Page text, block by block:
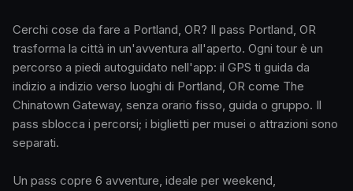
Cerchi cose da fare a Portland, OR? Il pass Portland, OR
trasforma la città in un'avventura all'aperto. Ogni tour è un
percorso a piedi autoguidato nell'app: il GPS ti guida da
indizio a indizio verso luoghi di Portland, OR come The
Chinatown Gateway, senza orario fisso, guida o gruppo. Il
pass sblocca i percorsi; i biglietti per musei o attrazioni sono
separati.
Un pass copre 6 avventure, ideale per weekend,